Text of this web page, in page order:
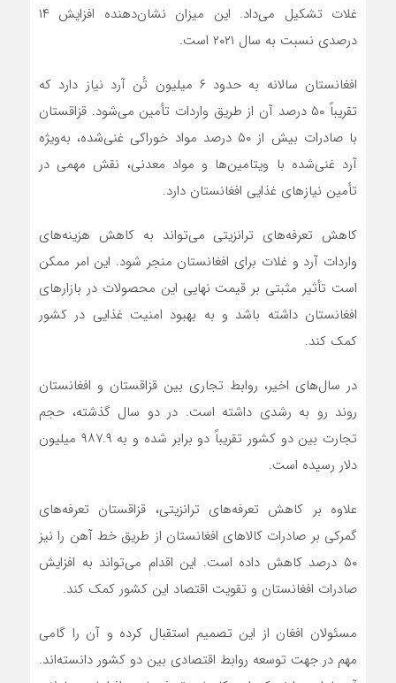
غلات تشکیل می‌داد. این میزان نشان‌دهنده افزایش ۱۴
درصدی نسبت به سال ۲۰۲۱ است.
افغانستان سالانه به حدود ۶ میلیون تُن آرد نیاز دارد که
تقریباً ۵۰ درصد آن از طریق واردات تأمین می‌شود. قزاقستان
با صادرات بیش از ۵۰ درصد مواد خوراکی غنی‌شده، به‌ویژه
آرد غنی‌شده با ویتامین‌ها و مواد معدنی، نقش مهمی در
تأمین نیازهای غذایی افغانستان دارد.
کاهش تعرفه‌های ترانزیتی می‌تواند به کاهش هزینه‌های
واردات آرد و غلات برای افغانستان منجر شود. این امر ممکن
است تأثیر مثبتی بر قیمت نهایی این محصولات در بازارهای
افغانستان داشته باشد و به بهبود امنیت غذایی در کشور
کمک کند.
در سال‌های اخیر، روابط تجاری بین قزاقستان و افغانستان
روند رو به رشدی داشته است. در دو سال گذشته، حجم
تجارت بین دو کشور تقریباً دو برابر شده و به ۹۸۷.۹ میلیون
دلار رسیده است.
علاوه بر کاهش تعرفه‌های ترانزیتی، قزاقستان تعرفه‌های
گمرکی بر صادرات کالاهای افغانستان از طریق خط آهن را نیز
۵۰ درصد کاهش داده است. این اقدام می‌تواند به افزایش
صادرات افغانستان و تقویت اقتصاد این کشور کمک کند.
مسئولان افغان از این تصمیم استقبال کرده و آن را گامی
مهم در جهت توسعه روابط اقتصادی بین دو کشور دانسته‌اند.